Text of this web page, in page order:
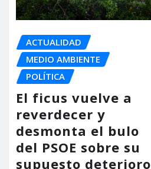
ACTUALIDAD
MEDIO AMBIENTE
POLÍTICA
El ficus vuelve a
reverdecer y
desmonta el bulo
del PSOE sobre su
supuesto deterioro